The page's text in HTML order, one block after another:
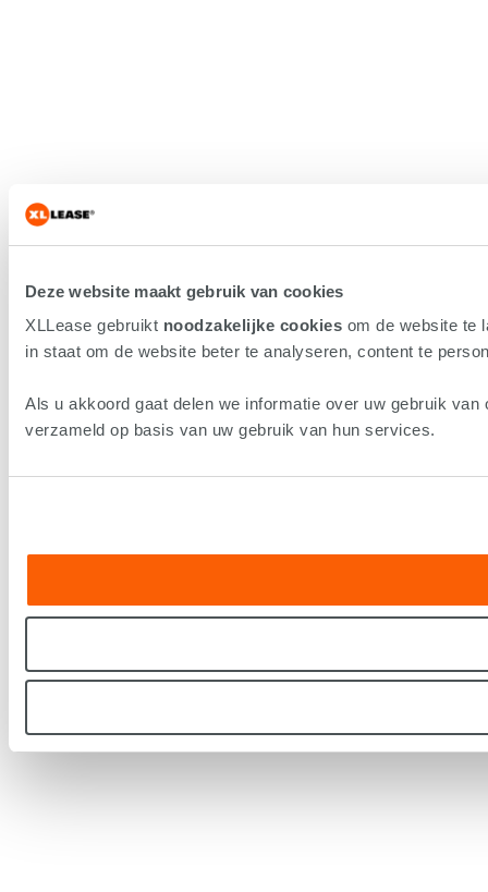
Deze website maakt gebruik van cookies
XLLease gebruikt noodzakelijke cookies om de website te
in staat om de website beter te analyseren, content te
Als u akkoord gaat delen we informatie over uw gebruik
verzameld op basis van uw gebruik van hun services.